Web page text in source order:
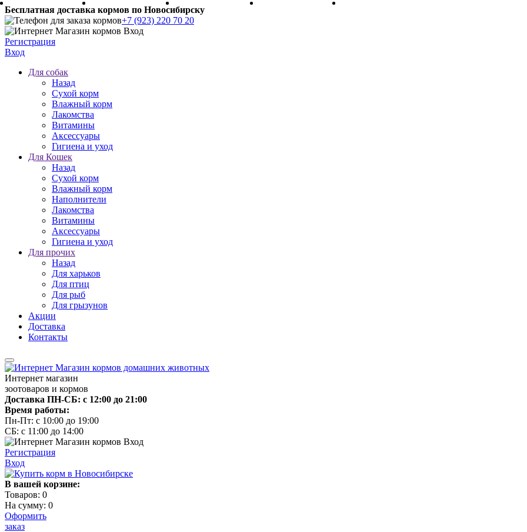
Бесплатная доставка кормов по Новосибирску
+7 (923) 220 70 20
Регистрация
Вход
Для собак
Назад
Сухой корм
Влажный корм
Лакомства
Витамины
Аксессуары
Гигиена и уход
Для Кошек
Назад
Сухой корм
Влажный корм
Наполнители
Лакомства
Витамины
Аксессуары
Гигиена и уход
Для прочих
Назад
Для харьков
Для птиц
Для рыб
Для грызунов
Акции
Доставка
Контакты
Интернет магазин
зоотоваров и кормов
Доставка ПН-СБ: с 12:00 до 21:00
Время работы:
Пн-Пт: с 10:00 до 19:00
СБ: с 11:00 до 14:00
Регистрация
Вход
В вашей корзине:
Товаров: 0
На сумму: 0
Оформить
заказ